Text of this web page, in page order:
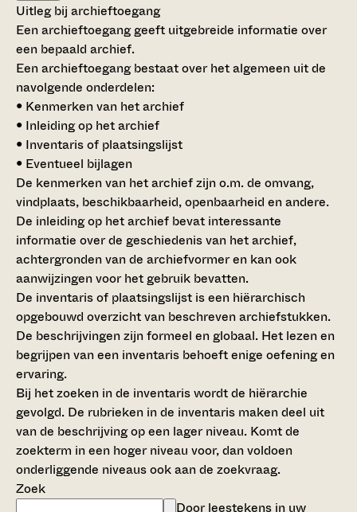
Uitleg bij archieftoegang
Een archieftoegang geeft uitgebreide informatie over
een bepaald archief.
Een archieftoegang bestaat over het algemeen uit de
navolgende onderdelen:
• Kenmerken van het archief
• Inleiding op het archief
• Inventaris of plaatsingslijst
• Eventueel bijlagen
De kenmerken van het archief zijn o.m. de omvang,
vindplaats, beschikbaarheid, openbaarheid en andere.
De inleiding op het archief bevat interessante
informatie over de geschiedenis van het archief,
achtergronden van de archiefvormer en kan ook
aanwijzingen voor het gebruik bevatten.
De inventaris of plaatsingslijst is een hiërarchisch
opgebouwd overzicht van beschreven archiefstukken.
De beschrijvingen zijn formeel en globaal. Het lezen en
begrijpen van een inventaris behoeft enige oefening en
ervaring.
Bij het zoeken in de inventaris wordt de hiërarchie
gevolgd. De rubrieken in de inventaris maken deel uit
van de beschrijving op een lager niveau. Komt de
zoekterm in een hoger niveau voor, dan voldoen
onderliggende niveaus ook aan de zoekvraag.
Zoek
Door leestekens in uw